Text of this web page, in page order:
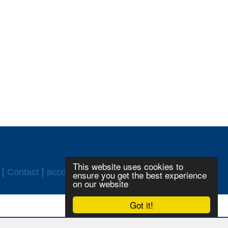
Got it!
This website uses cookies to
ensure you get the best experience
on our website
Contact accord ASF Login